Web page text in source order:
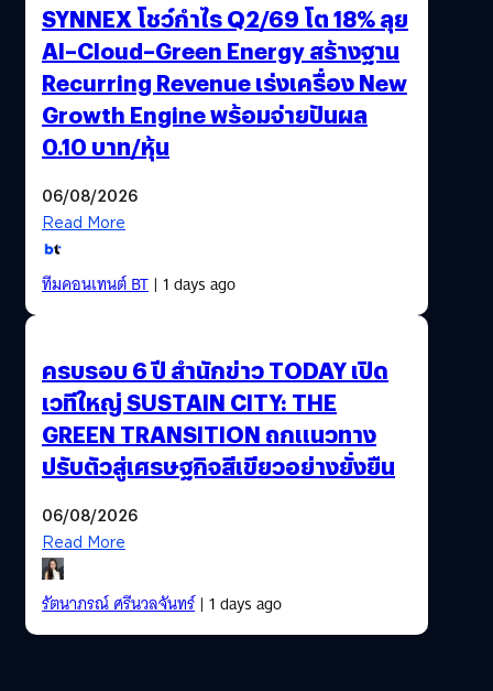
SYNNEX โชว์กำไร Q2/69 โต 18% ลุย
AI–Cloud–Green Energy สร้างฐาน
Recurring Revenue เร่งเครื่อง New
Growth Engine พร้อมจ่ายปันผล
0.10 บาท/หุ้น
06/08/2026
Read More
ทีมคอนเทนต์ BT| 1 days ago
ครบรอบ 6 ปี สำนักข่าว TODAY เปิด
เวทีใหญ่ SUSTAIN CITY: THE
GREEN TRANSITION ถกแนวทาง
ปรับตัวสู่เศรษฐกิจสีเขียวอย่างยั่งยืน
06/08/2026
Read More
รัตนาภรณ์ ศรีนวลจันทร์| 1 days ago